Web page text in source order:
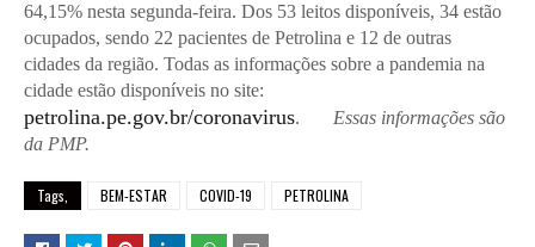
64,15% nesta segunda-feira. Dos 53 leitos disponíveis, 34 estão
ocupados, sendo 22 pacientes de Petrolina e 12 de outras
cidades da região. Todas as informações sobre a pandemia na
cidade estão disponíveis no site:
petrolina.pe.gov.br/coronavirus. Essas informações são
da PMP.
Tags, BEM-ESTAR COVID-19 PETROLINA